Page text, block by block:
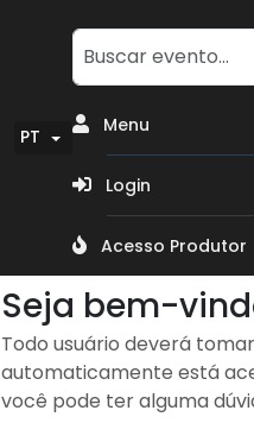
PT Menu
Login
Acesso Produtor
Seja bem-
Todo usuário deverá
automaticamente está
você pode ter alguma